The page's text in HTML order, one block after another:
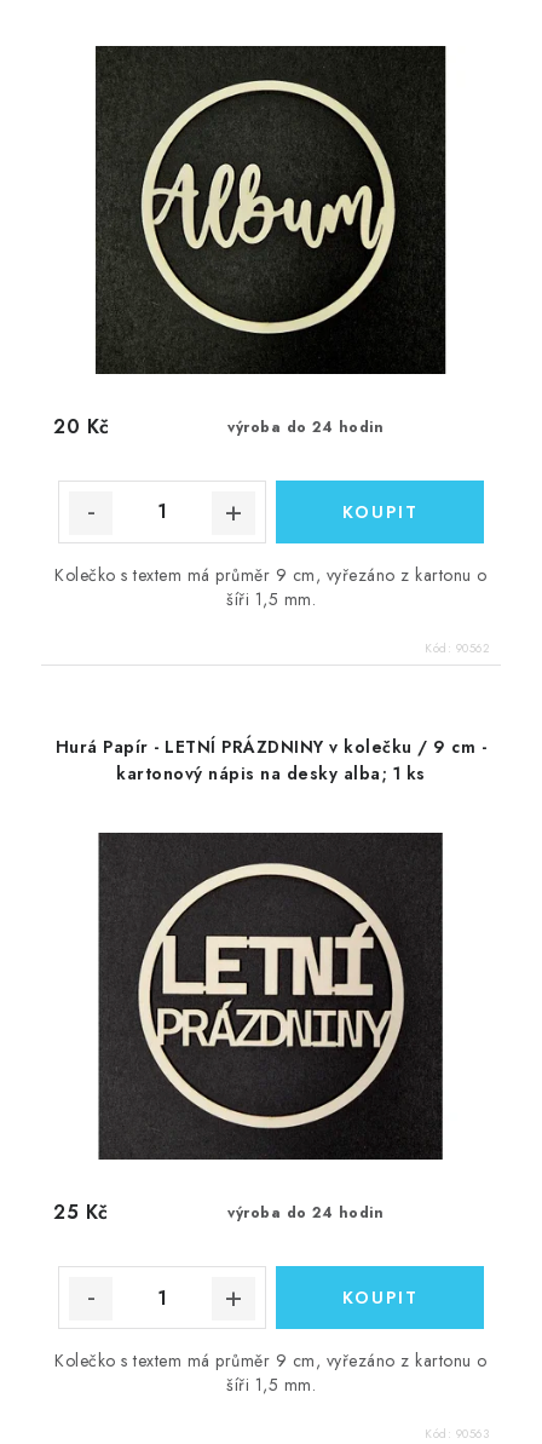
výroba do 24 hodin
20 Kč
Kolečko s textem má průměr 9 cm, vyřezáno z kartonu o
šíři 1,5 mm.
Kód: 90562
Hurá Papír - LETNÍ PRÁZDNINY v kolečku / 9 cm -
kartonový nápis na desky alba; 1 ks
výroba do 24 hodin
25 Kč
Kolečko s textem má průměr 9 cm, vyřezáno z kartonu o
šíři 1,5 mm.
Kód: 90563